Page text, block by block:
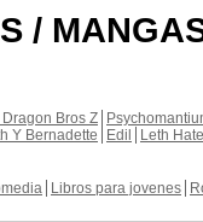
/
Bros Z
Y Bernadette Edil
Leth Hate
Libros para jovenes